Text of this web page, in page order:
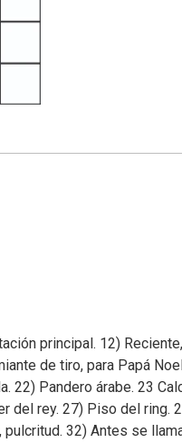
principal. 12)
de tiro, para Papá
22) Pandero árabe. 23
del rey. 27) Piso del ring.
32) Antes se